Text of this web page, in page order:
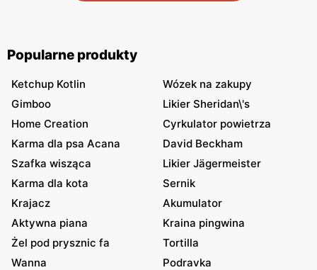
Popularne produkty
Ketchup Kotlin
Wózek na zakupy
Gimboo
Likier Sheridan\'s
Home Creation
Cyrkulator powietrza
Karma dla psa Acana
David Beckham
Szafka wisząca
Likier Jägermeister
Karma dla kota
Sernik
Krajacz
Akumulator
Aktywna piana
Kraina pingwina
Żel pod prysznic fa
Tortilla
Wanna
Podravka